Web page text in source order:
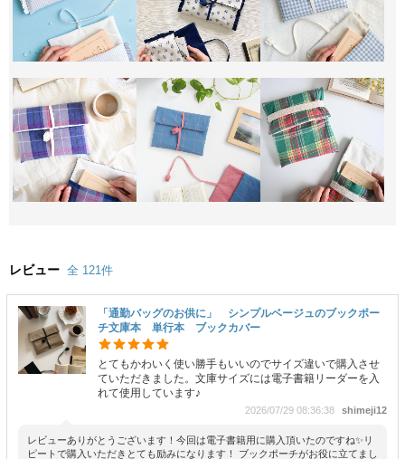
レビュー 全 121件
「通勤バッグのお供に」 シンプルベージュのブックポー
チ文庫本 単行本 ブックカバー
とてもかわいく使い勝手もいいのでサイズ違いで購入させ
ていただきました。文庫サイズには電子書籍リーダーを入
れて使用しています♪
shimeji12
2026/07/29 08:36:38
レビューありがとうございます！今回は電子書籍用に購入頂いたのですね✨リ
ピートで購入いただきとても励みになります！ ブックポーチがお役に立てまし